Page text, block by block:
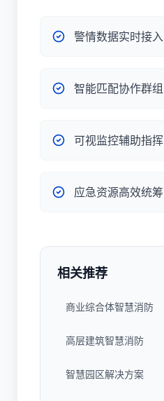
警情数据实时接入
智能匹配协作群组
可视监控辅助指挥
应急资源高效统筹
相关推荐
商业综合体智慧消防
高层建筑智慧消防
智慧园区解决方案